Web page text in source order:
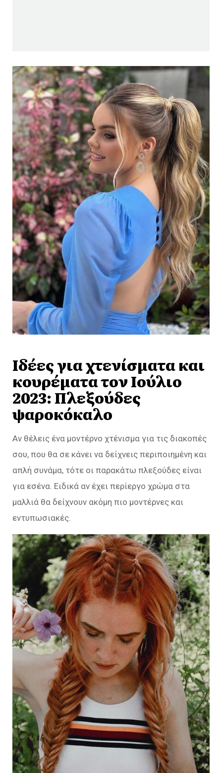
Ιδέες για χτενίσματα και
κουρέματα τον Ιούλιο
2023: Πλεξούδες
ψαροκόκαλο
Αν θέλεις ένα μοντέρνο χτένισμα για τις διακοπές
σου, που θα σε κάνει να δείχνεις περιποιημένη και
απλή συνάμα, τότε οι παρακάτω πλεξούδες είναι
για εσένα. Ειδικά αν έχει περίεργο χρώμα στα
μαλλιά θα δείχνουν ακόμη πιο μοντέρνες και
εντυπωσιακές.